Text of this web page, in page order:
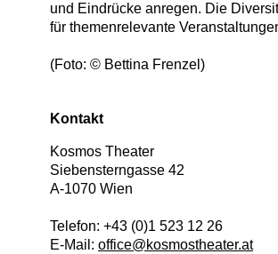
und Eindrücke anregen. Die
für themenrelevante
(Foto: © Bettina Frenzel)
Kontakt
Kosmos Theater
Siebensterngasse 42
A-1070 Wien
Telefon: +43 (0)1 523 12 26
E-Mail: office@kosmostheater.at